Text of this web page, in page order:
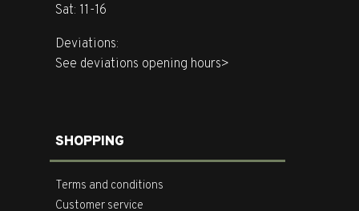
Sat: 11-16
Deviations:
See deviations opening hours>
SHOPPING
Terms and conditions
Customer service